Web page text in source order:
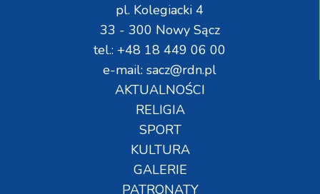
pl. Kolegiacki 4
33 - 300 Nowy Sącz
tel.: +48 18 449 06 00
e-mail: sacz@rdn.pl
AKTUALNOŚCI
RELIGIA
SPORT
KULTURA
GALERIE
PATRONATY